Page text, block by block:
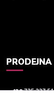
+420725 237